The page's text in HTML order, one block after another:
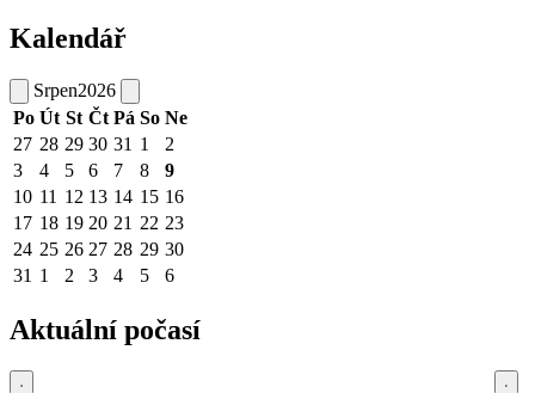
Kalendář
Srpen2026
Po Út St Čt Pá So Ne
27 28 29 30 31 1
2
3
4 5 6 7 8
9
10 11 12 13 14 15 16
17 18 19 20 21 22 23
24 25 26 27 28 29 30
31 1 2 3 4 5 6
Aktuální počasí